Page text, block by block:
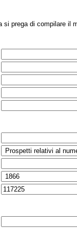
si prega di compilare il